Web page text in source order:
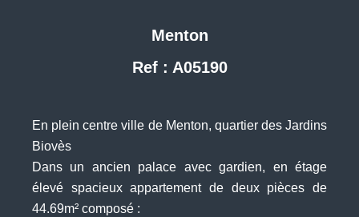
Menton
Ref : A05190
En plein centre ville de Menton, quartier des Jardins
Biovès
Dans un ancien palace avec gardien, en étage
élevé spacieux appartement de deux pièces de
44.69m² composé :